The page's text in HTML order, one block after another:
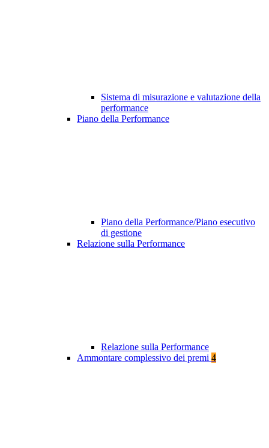
Sistema di misurazione e valutazione della
performance
Piano della Performance
Piano della Performance/Piano esecutivo
di gestione
Relazione sulla Performance
Relazione sulla Performance
Ammontare complessivo dei premi 4